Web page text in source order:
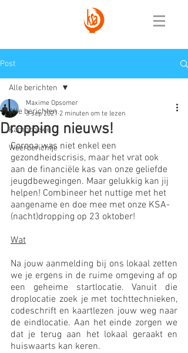
Post
Alle berichten
Kampboekje
Weerberichtje
Alle berichten
Dropping nieuws!
Maxime Opsomer
3 sep 2021 2 minuten om te lezen
Corona was niet enkel een
gezondheidscrisis, maar het vrat ook
aan de financiële kas van onze geliefde
jeugdbewegingen. Maar gelukkig kan jij
helpen! Combineer het nuttige met het
aangename en doe mee met onze KSA-
(nacht)dropping op 23 oktober!
Wat
Na jouw aanmelding bij ons lokaal zetten
we je ergens in de ruime omgeving af op
een geheime startlocatie. Vanuit die
droplocatie zoek je met tochttechnieken,
codeschrift en kaartlezen jouw weg naar
de eindlocatie. Aan het einde zorgen we
dat je terug aan het lokaal geraakt en
huiswaarts kan keren.